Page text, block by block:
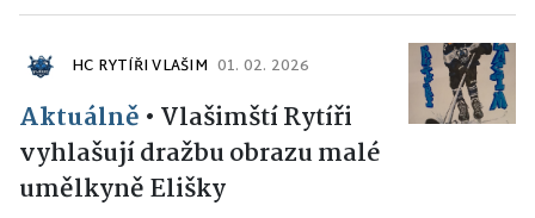
HC RYTÍŘI VLAŠIM 01. 02. 2026
Aktuálně • Vlašimští Rytíři
vyhlašují dražbu obrazu malé
umělkyně Elišky